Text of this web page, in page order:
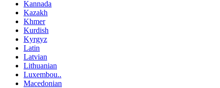
Kannada
Kazakh
Khmer
Kurdish
Kyrgyz
Latin
Latvian
Lithuanian
Luxembou..
Macedonian